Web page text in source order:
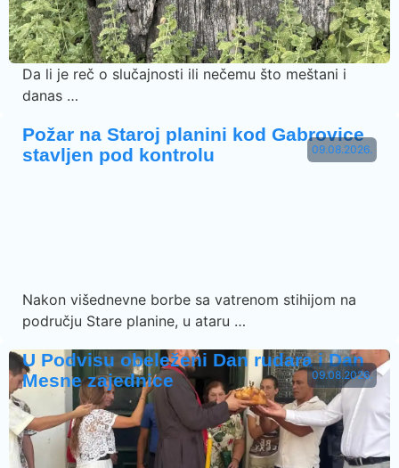
Da li je reč o slučajnosti ili nečemu što meštani i
danas …
09.08.2026.
Požar na Staroj planini kod Gabrovice
stavljen pod kontrolu
Nakon višednevne borbe sa vatrenom stihijom na
području Stare planine, u ataru …
09.08.2026.
U Podvisu obeleženi Dan rudara i Dan
Mesne zajednice